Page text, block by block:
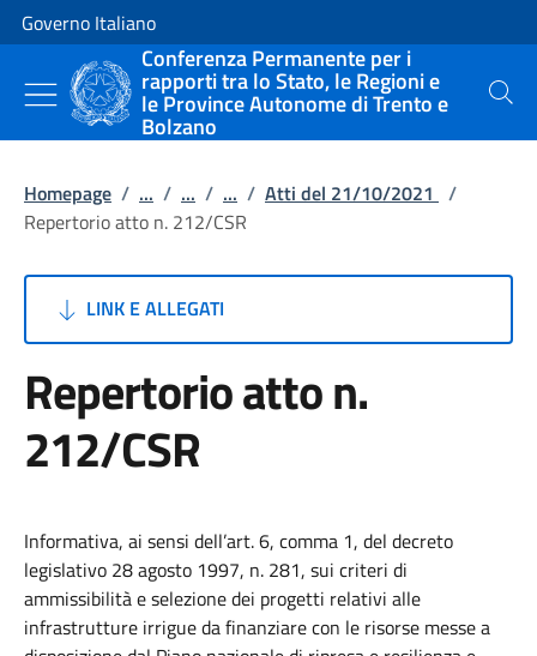
Vai al contenuto
Vai alla navigazione del sito
Governo Italiano
Conferenza Permanente per i
rapporti tra lo Stato, le Regioni e
le Province Autonome di Trento e
Bolzano
Cerca
Homepage / ... / ... / ... / Atti del 21/10/2021 /
Repertorio atto n. 212/CSR
LINK E ALLEGATI
Repertorio atto n.
212/CSR
Informativa, ai sensi dell’art. 6, comma 1, del decreto
legislativo 28 agosto 1997, n. 281, sui criteri di
ammissibilità e selezione dei progetti relativi alle
infrastrutture irrigue da finanziare con le risorse messe a